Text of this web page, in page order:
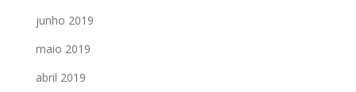
junho 2019
maio 2019
abril 2019